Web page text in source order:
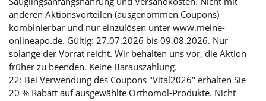
anderen Aktionsvorteilen (ausgenommen Coupons)
kombinierbar und nur einzulösen unter www.meine-
onlineapo.de. Gültig: 27.07.2026 bis 09.08.2026. Nur
solange der Vorrat reicht. Wir behalten uns vor, die Aktion
früher zu beenden. Keine Barauszahlung.
22: Bei Verwendung des Coupons "Vital2026" erhalten Sie
20 % Rabatt auf ausgewählte Orthomol-Produkte. Nicht